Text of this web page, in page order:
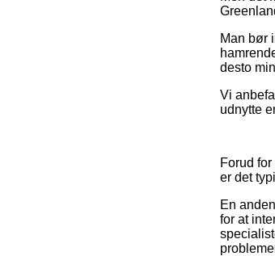
Man bør
desto
Vi
udnytte
Forud
er det
En
for at